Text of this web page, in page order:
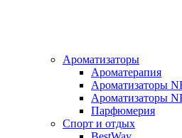
Ароматизаторы
Ароматерапия
Ароматизаторы
Ароматизаторы
Парфюмерия
Спорт и отдых